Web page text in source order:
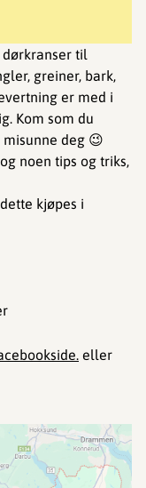
til
greiner, bark,
er med i
Kom som du
deg 😉
noen tips og triks,
kjøpes i
eller